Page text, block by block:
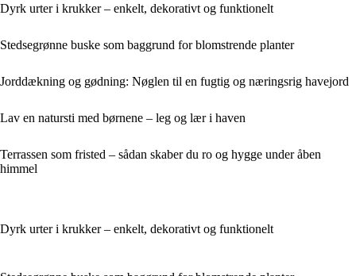
Dyrk urter i krukker – enkelt, dekorativt og funktionelt
Stedsegrønne buske som baggrund for blomstrende planter
Jorddækning og gødning: Nøglen til en fugtig og næringsrig havejord
Lav en natursti med børnene – leg og lær i haven
Terrassen som fristed – sådan skaber du ro og hygge under åben
himmel
Dyrk urter i krukker – enkelt, dekorativt og funktionelt